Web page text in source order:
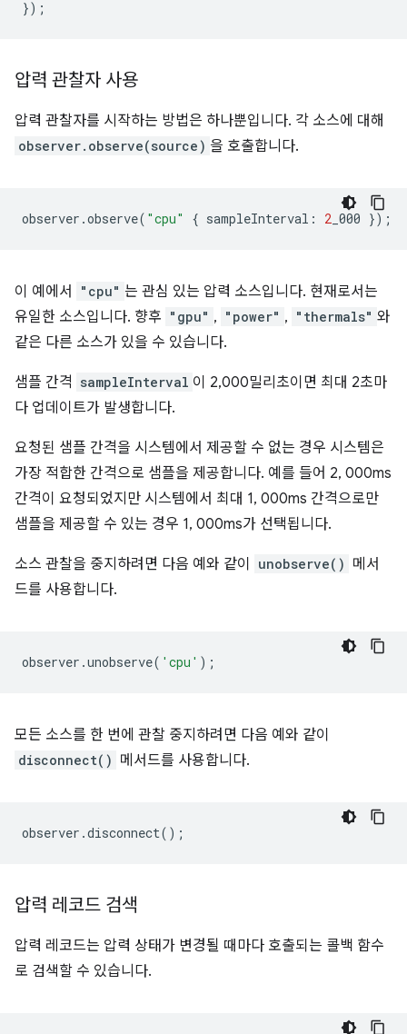
});
압력 관찰자 사용
압력 관찰자를 시작하는 방법은 하나뿐입니다. 각 소스에 대해
observer.observe(source) 을 호출합니다.
observer .observe( "cpu" { sampleInterval : 2 _000 });
이 예에서 "cpu" 는 관심 있는 압력 소스입니다. 현재로서는
유일한 소스입니다. 향후 "gpu" , "power" , "thermals" 와
같은 다른 소스가 있을 수 있습니다.
샘플 간격 sampleInterval 이 2,000밀리초이면 최대 2초마
다 업데이트가 발생합니다.
요청된 샘플 간격을 시스템에서 제공할 수 없는 경우 시스템은
가장 적합한 간격으로 샘플을 제공합니다. 예를 들어 2, 000ms
간격이 요청되었지만 시스템에서 최대 1, 000ms 간격으로만
샘플을 제공할 수 있는 경우 1, 000ms가 선택됩니다.
소스 관찰을 중지하려면 다음 예와 같이 unobserve() 메서
드를 사용합니다.
observer .unobserve( 'cpu' );
모든 소스를 한 번에 관찰 중지하려면 다음 예와 같이
disconnect() 메서드를 사용합니다.
observer .disconnect();
압력 레코드 검색
압력 레코드는 압력 상태가 변경될 때마다 호출되는 콜백 함수
로 검색할 수 있습니다.